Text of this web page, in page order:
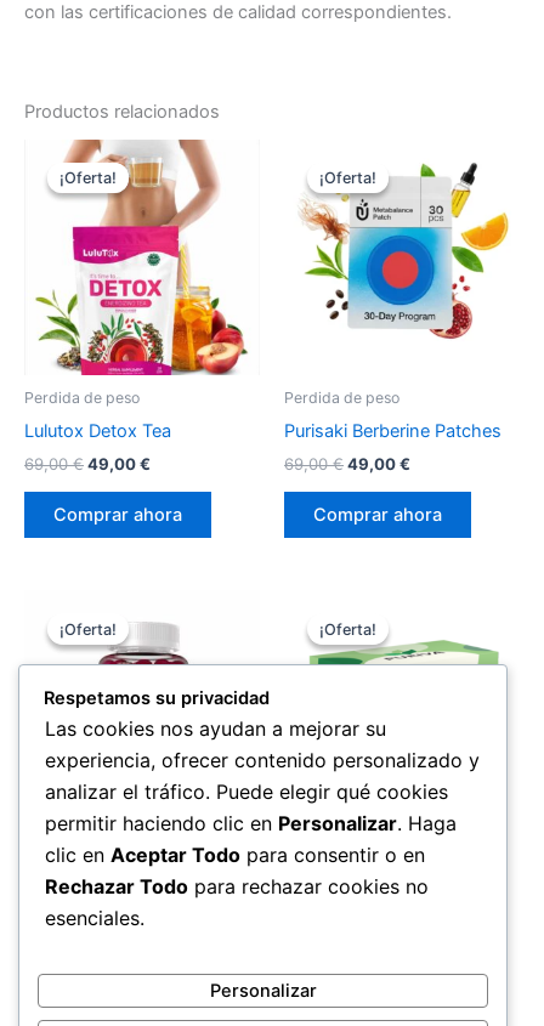
con las certificaciones de calidad correspondientes.
Productos relacionados
¡Oferta!
¡Oferta!
Perdida de peso
Lulutox Detox Tea
69,00€El
original
era:
49,00€
es:
Comprar ahora
¡Oferta!
¡Oferta!
Perdida de peso
Purisaki Berberine Patches
69,00€El
original
era:
49,00€
es:
Comprar ahora
¡Oferta!
¡Oferta!
Perdida de peso
Leava Diet Gummies
69,00€El
era:
49,00
es:
49,00 €.
¡Oferta!
¡Oferta!
Perdida de peso
Puriva Diet
era:
es:
Respetamos su privacidad
Las cookies nos ayudan a mejorar su
experiencia, ofrecer contenido personalizado y
analizar el tráfico. Puede elegir qué cookies
permitir haciendo clic en Personalizar. Haga
clic en Aceptar Todo para consentir o en
Rechazar Todo para rechazar cookies no
esenciales.
Personalizar